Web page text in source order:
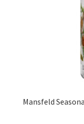
Mansfeld